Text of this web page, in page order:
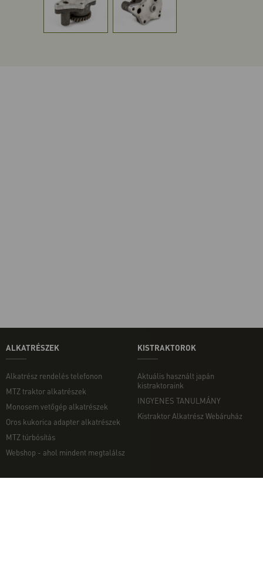
ALKATRÉSZEK
Alkatrész rendelés telefonon
MTZ traktor alkatrészek
Monosem vetőgép alkatrészek
Oros kukorica adapter alkatrészek
MTZ túrbósítás
Webshop - ahol mindent megtalálsz
KISTRAKTOROK
Aktuális használt japán
kistraktoraink
INGYENES TANULMÁNY
Kistraktor Alkatrész Webáruház